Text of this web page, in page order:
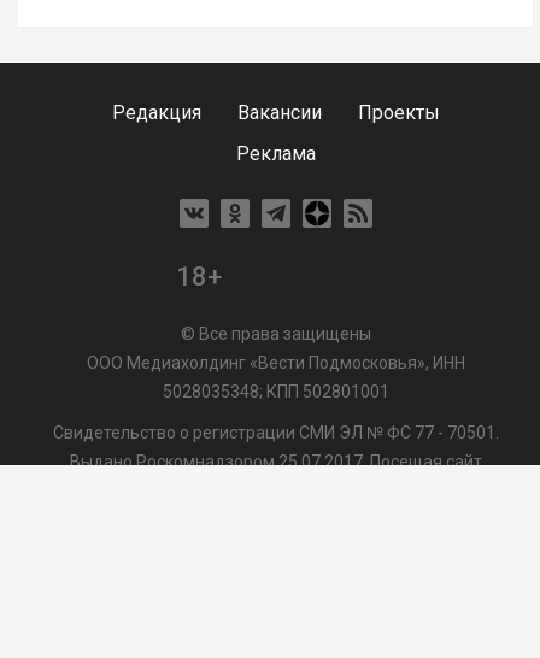
Редакция Вакансии
Проекты
Реклама
18+
© Все права защищены
ООО Медиахолдинг «Вести Подмосковья», ИНН
5028035348; КПП 502801001
Свидетельство о регистрации СМИ ЭЛ № ФС 77 - 70501.
Выдано Роскомнадзором 25.07.2017. Посещая сайт